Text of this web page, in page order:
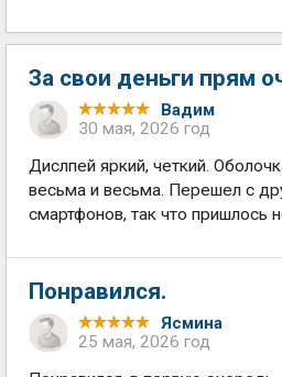
За свои деньги прям
Вадим
30 мая, 2026 год
Дислпей яркий, четкий.
весьма и весьма. Перешел с
смартфонов, так что пришлось
Понравился.
Ясмина
25 мая, 2026 год